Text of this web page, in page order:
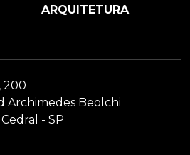
ARQUITETURA
200
Archimedes Beolchi
- SP